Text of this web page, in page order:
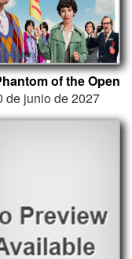
of the Open
de junio de 2027